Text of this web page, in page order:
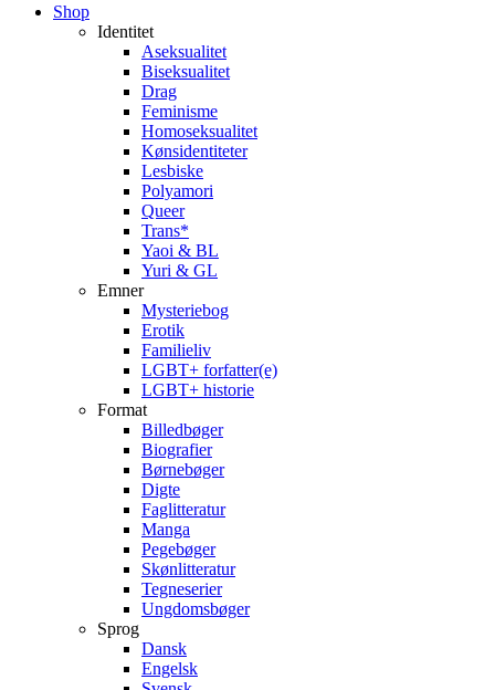
Close
Shop
Identitet
Aseksualitet
Biseksualitet
Drag
Feminisme
Homoseksualitet
Kønsidentiteter
Lesbiske
Polyamori
Queer
Trans*
Yaoi & BL
Yuri & GL
Emner
Mysteriebog
Erotik
Familieliv
LGBT+ forfatter(e)
LGBT+ historie
Format
Billedbøger
Biografier
Børnebøger
Digte
Faglitteratur
Manga
Pegebøger
Skønlitteratur
Tegneserier
Ungdomsbøger
Sprog
Dansk
Engelsk